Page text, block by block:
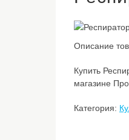
Описание
Купить
магазине
Категория: